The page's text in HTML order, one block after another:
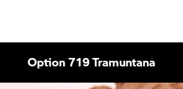
Option 719 Tramuntana